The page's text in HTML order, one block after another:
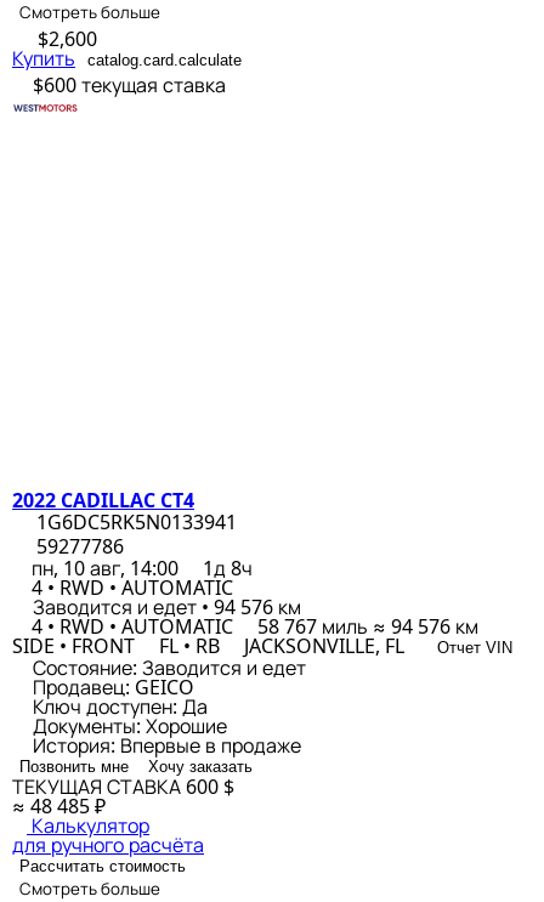
Смотреть больше
$2,600
Купить catalog.card.calculate
$600текущая ставка
2022 CADILLAC CT4
1G6DC5RK5N0133941
59277786
пн, 10 авг, 14:00
1д 8ч
4 • RWD • AUTOMATIC
Заводится и едет • 94 576 км
4 • RWD • AUTOMATIC 58 767 миль ≈ 94 576 км
SIDE • FRONT FL • RB JACKSONVILLE, FL Отчет VIN
Состояние: Заводится и едет
Продавец: GEICO
Ключ доступен: Да
Документы: Хорошие
История: Впервые в продаже
Позвонить мне Хочу заказать
ТЕКУЩАЯ СТАВКА 600 $
≈ 48 485 ₽
Калькулятор
для ручного расчёта
Рассчитать стоимость
Смотреть больше